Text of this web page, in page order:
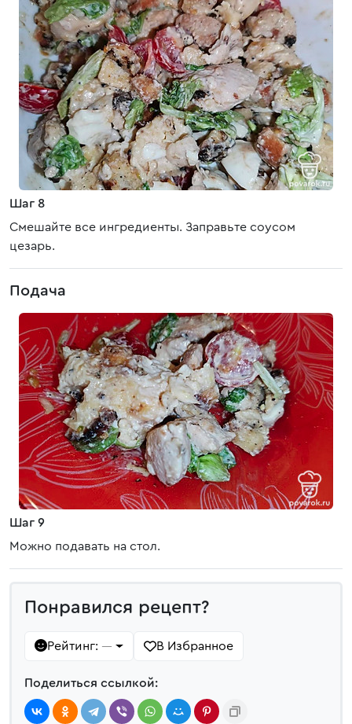
Шаг 8
Смешайте все ингредиенты. Заправьте соусом
цезарь.
Подача
Шаг 9
Можно подавать на стол.
Понравился рецепт?
Рейтинг: — В Избранное
Поделиться ссылкой: